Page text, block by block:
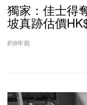
獨家：佳士得
坡真跡估價
約8年前